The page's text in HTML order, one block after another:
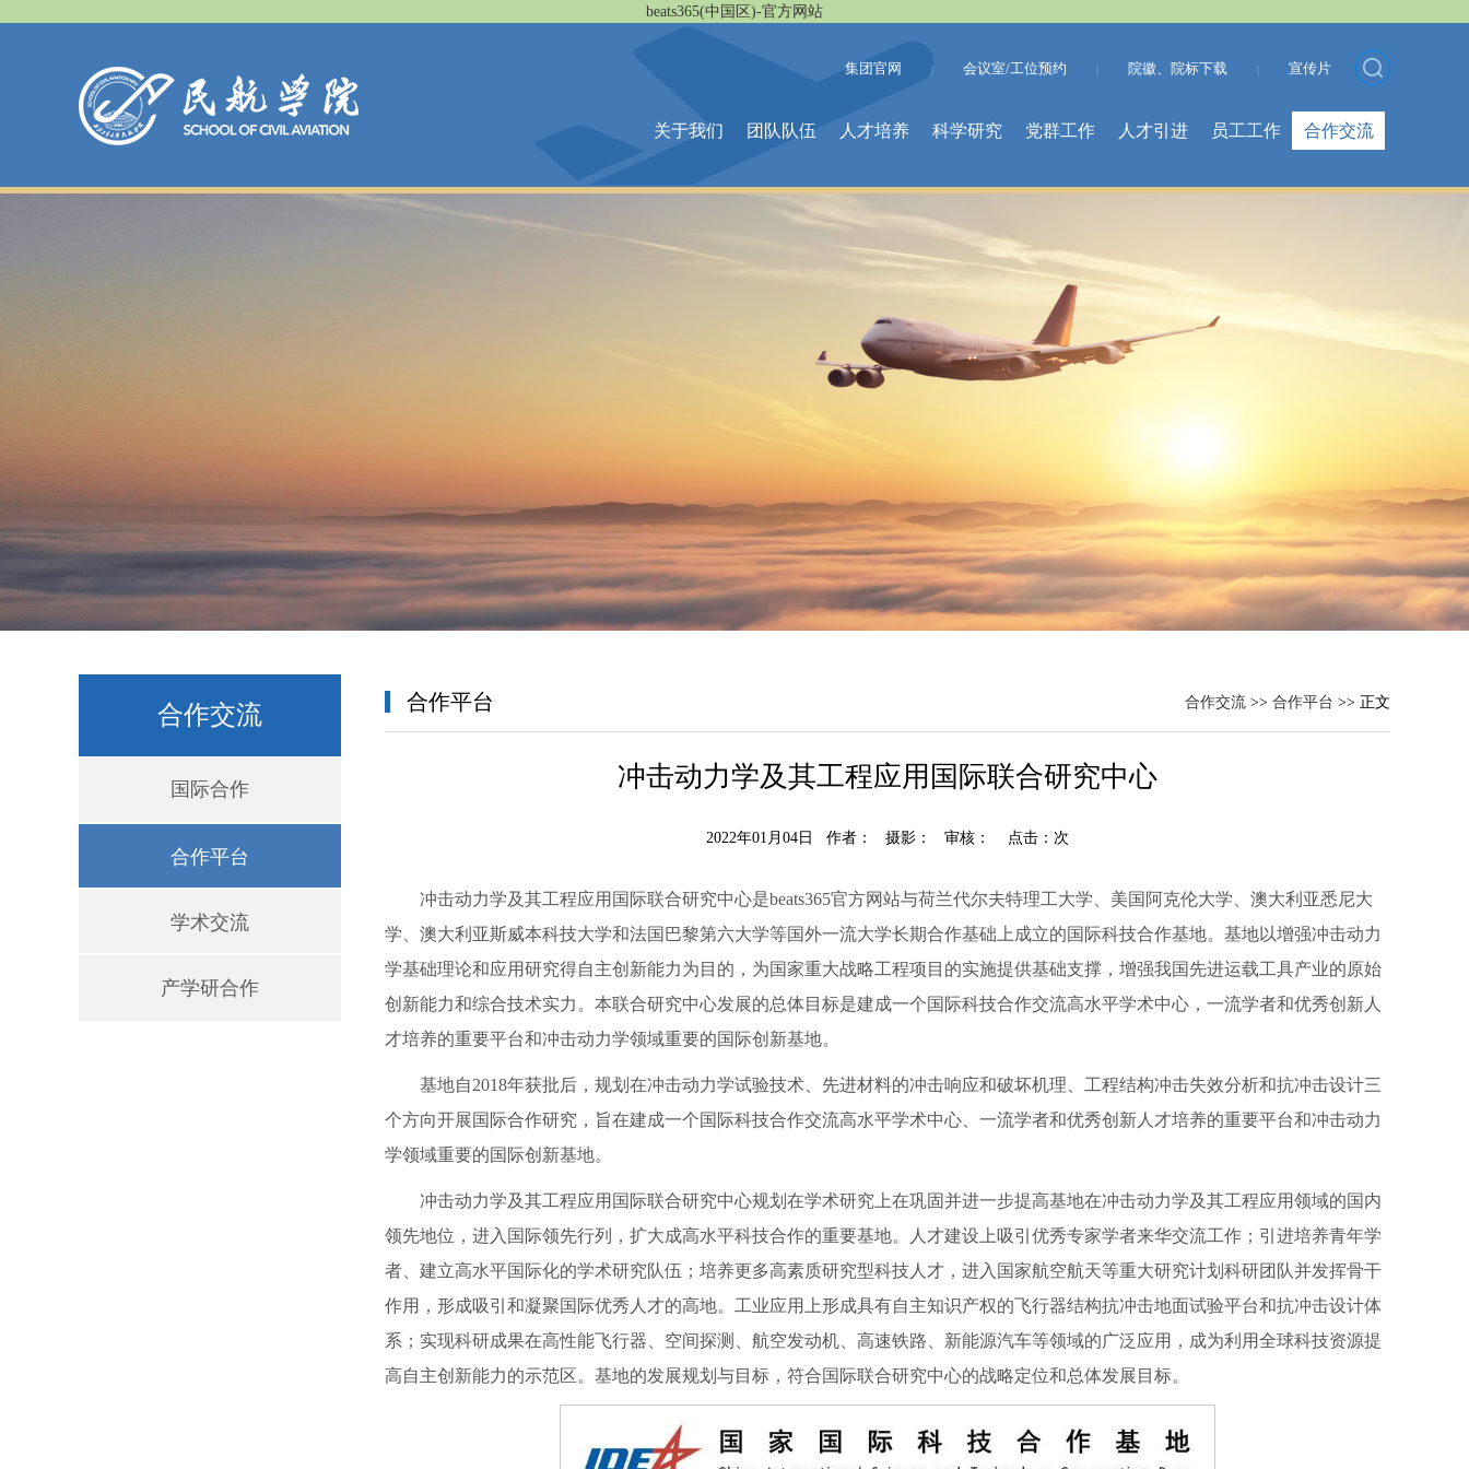
beats365(中国区)-官方网站
集团官网 | 会议室/工位预约 院徽、院标下载 宣传片
关于我们 团队队伍 人才培养 科学研究 党群工作 人才引进 员工工作 合作交流
合作交流
国际合作
合作平台
学术交流
产学研合作
合作平台 合作交流 >> 合作平台 >> 正文
冲击动力学及其工程应用国际联合研究中心
2022年01月04日 作者： 摄影： 审核： 点击： 次
冲击动力学及其工程应用国际联合研究中心是beats365官方网站与荷兰代尔夫特理工大学、美国阿克伦大学、澳大利亚悉尼大
学、澳大利亚斯威本科技大学和法国巴黎第六大学等国外一流大学长期合作基础上成立的国际科技合作基地。基地以增强冲击动力
学基础理论和应用研究得自主创新能力为目的，为国家重大战略工程项目的实施提供基础支撑，增强我国先进运载工具产业的原始
创新能力和综合技术实力。本联合研究中心发展的总体目标是建成一个国际科技合作交流高水平学术中心，一流学者和优秀创新人
才培养的重要平台和冲击动力学领域重要的国际创新基地。
基地自2018年获批后，规划在冲击动力学试验技术、先进材料的冲击响应和破坏机理、工程结构冲击失效分析和抗冲击设计三
个方向开展国际合作研究，旨在建成一个国际科技合作交流高水平学术中心、一流学者和优秀创新人才培养的重要平台和冲击动力
学领域重要的国际创新基地。
冲击动力学及其工程应用国际联合研究中心规划在学术研究上在巩固并进一步提高基地在冲击动力学及其工程应用领域的国内
领先地位，进入国际领先行列，扩大成高水平科技合作的重要基地。人才建设上吸引优秀专家学者来华交流工作；引进培养青年学
者、建立高水平国际化的学术研究队伍；培养更多高素质研究型科技人才，进入国家航空航天等重大研究计划科研团队并发挥骨干
作用，形成吸引和凝聚国际优秀人才的高地。工业应用上形成具有自主知识产权的飞行器结构抗冲击地面试验平台和抗冲击设计体
系；实现科研成果在高性能飞行器、空间探测、航空发动机、高速铁路、新能源汽车等领域的广泛应用，成为利用全球科技资源提
高自主创新能力的示范区。基地的发展规划与目标，符合国际联合研究中心的战略定位和总体发展目标。